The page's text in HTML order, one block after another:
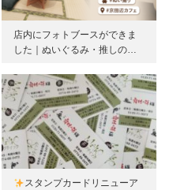
店内にフォトブースができま
した｜ぬいぐるみ・推しの…
スタンプカードリニューア